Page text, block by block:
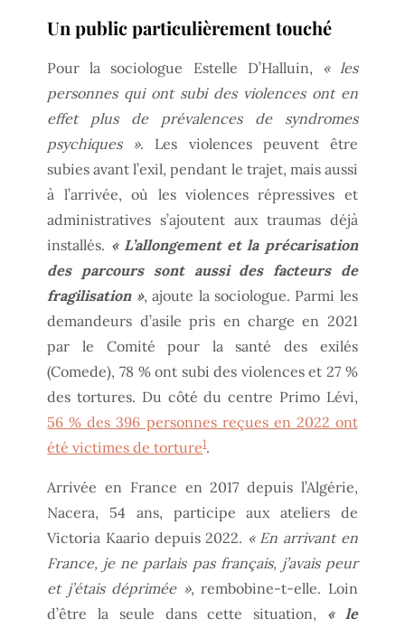
Un public particulièrement touché
Pour la sociologue Estelle D’Halluin, « les
personnes qui ont subi des violences ont en
effet plus de prévalences de syndromes
psychiques ». Les violences peuvent être
subies avant l’exil, pendant le trajet, mais aussi
à l’arrivée, où les violences répressives et
administratives s’ajoutent aux traumas déjà
installés. « L’allongement et la précarisation
des parcours sont aussi des facteurs de
fragilisation », ajoute la sociologue. Parmi les
demandeurs d’asile pris en charge en 2021
par le Comité pour la santé des exilés
(Comede), 78 % ont subi des violences et 27 %
des tortures. Du côté du centre Primo Lévi,
56 % des 396 personnes reçues en 2022 ont
été victimes de torture1.
Arrivée en France en 2017 depuis l’Algérie,
Nacera, 54 ans, participe aux ateliers de
Victoria Kaario depuis 2022. « En arrivant en
France, je ne parlais pas français, j’avais peur
et j’étais déprimée », rembobine-t-elle. Loin
d’être la seule dans cette situation, « le